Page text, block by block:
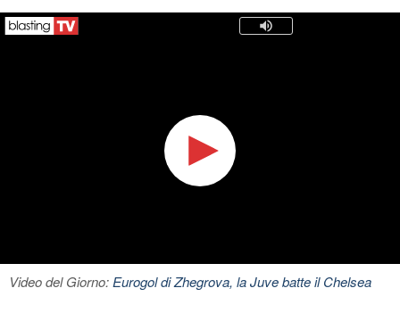
Video del Giorno:Eurogol di Zhegrova, la Juve batte il Chelsea